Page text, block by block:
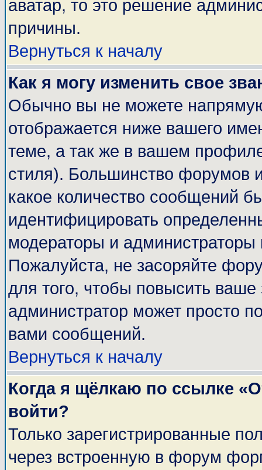
аватар, то это решение
причины.
Вернуться к началу
Как я могу изменить свое
Обычно вы не можете
отображается ниже вашего
теме, а так же в вашем
стиля). Большинство форумов
какое количество сообщений
идентифицировать
модераторы и администраторы
Пожалуйста, не засоряйте
для того, чтобы повысить
администратор может просто
вами сообщений.
Вернуться к началу
Когда я щёлкаю по ссылке
войти?
Только зарегистрированные
через встроенную в форум